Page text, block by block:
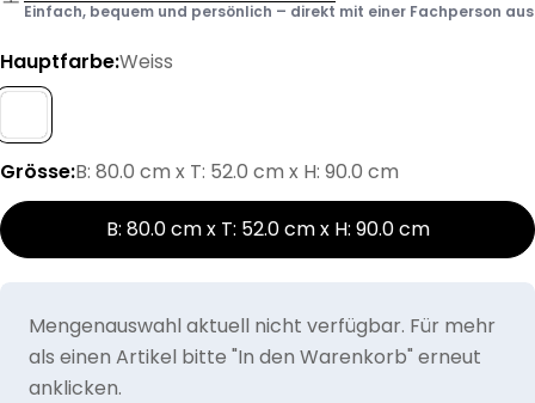
Einfach, bequem und persönlich – direkt mit einer Fachperson aus
Hauptfarbe:Weiss
Grösse:B: 80.0 cm x T: 52.0 cm x H: 90.0 cm
B: 80.0 cm x T: 52.0 cm x H: 90.0 cm
Mengenauswahl aktuell nicht verfügbar. Für mehr
als einen Artikel bitte "In den Warenkorb" erneut
anklicken.